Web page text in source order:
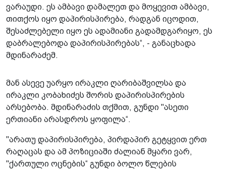
ვარაუდი. ეს ამბავი დამალეთ და მოყევით ამბავი,
თითქოს იყო დაპირისპირება, რადგან იცოდით,
შესაძლებელი იყო ეს ადამიანი გადამდგარიყო, ეს
დაბრალებოდა დაპირისპირებას“, - განაცხადა
მდინარაძემ.
მან ასევე უარყო ირაკლი ღარიბაშვილსა და
ირაკლი კობახიძეს შორის დაპირისპირების
არსებობა. მდინარაძის თქმით, გუნდი "ასეთი
ერთიანი არასდროს ყოფილა“.
"არათუ დაპირისპირება, პირდაპირ გეტყვით ერთ
რაღაცას და ამ პოზიციაში ძალიან მყარი ვარ,
"ქართული ოცნების“ გუნდი ბოლო წლების